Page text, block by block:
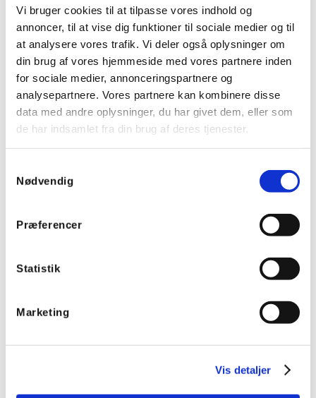
Vi bruger cookies til at tilpasse vores indhold og
annoncer, til at vise dig funktioner til sociale medier og til
at analysere vores trafik. Vi deler også oplysninger om
din brug af vores hjemmeside med vores partnere inden
for sociale medier, annonceringspartnere og
analysepartnere. Vores partnere kan kombinere disse
data med andre oplysninger, du har givet dem, eller som
de har indsamlet fra din brug af deres tjenester.
Nødvendig
Præferencer
Statistik
Marketing
Vis detaljer
Linse 51 til PD PIR sensorer - Kontorlinsen
Varenummer: 8361303151
EAN: 5707205836490